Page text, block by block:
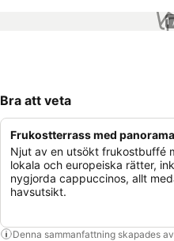
1
Bra att veta
Frukostterrass med
Njut av en utsökt frukostbuffé
lokala och europeiska rätter,
nygjorda cappuccinos, allt
havsutsikt.
Denna sammanfattning skapades